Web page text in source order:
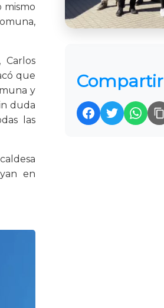
mismo
que
y
duda
las
en
Compartir